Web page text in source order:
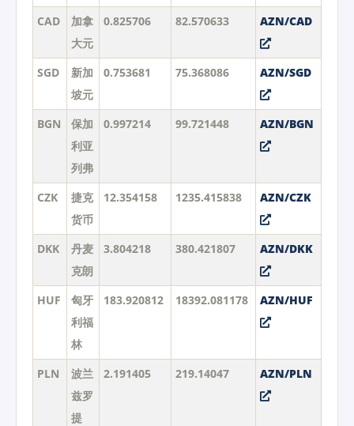
CAD
加拿
大元
0.825706 82.570633 AZN/CAD
SGD
新加
坡元
0.753681 75.368086 AZN/SGD
BGN
保加
利亚
列弗
0.997214 99.721448 AZN/BGN
CZK
捷克
货币
12.354158 1235.415838 AZN/CZK
DKK
丹麦
克朗
3.804218 380.421807 AZN/DKK
HUF
匈牙
利福
林
183.920812 18392.081178 AZN/HUF
PLN
波兰
兹罗
提
2.191405 219.14047 AZN/PLN